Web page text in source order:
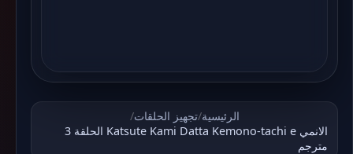
الرئيسية/تجهيز الحلقات/
الانمي Katsute Kami Datta Kemono-tachi e الحلقة 3
مترجم